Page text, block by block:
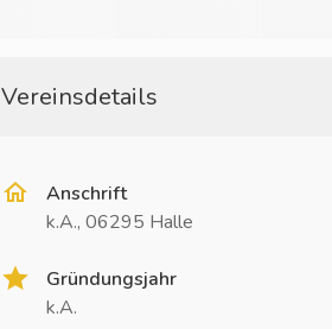
Vereinsdetails
Anschrift
k.A., 06295 Halle
Gründungsjahr
k.A.